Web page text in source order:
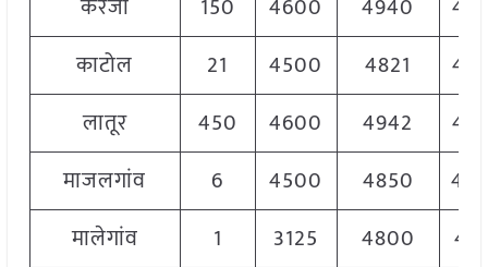
करंजा
150 4600 4940
काटोल
21 4500 4821
लातूर
450 4600 4942
माजलगांव
6 4500 4850
मालेगांव
1 3125 4800